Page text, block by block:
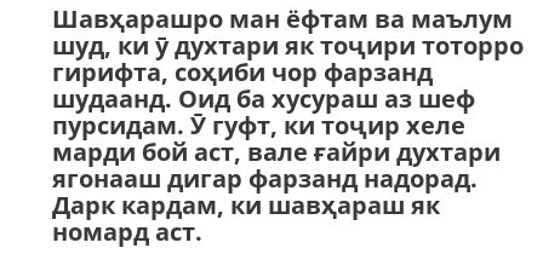
Шавҳарашро ман ёфтам ва маълум
шуд, ки ӯ духтари як тоҷири тоторро
гирифта, соҳиби чор фарзанд
шудаанд. Оид ба хусураш аз шеф
пурсидам. Ӯ гуфт, ки тоҷир хеле
марди бой аст, вале ғайри духтари
ягонааш дигар фарзанд надорад.
Дарк кардам, ки шавҳараш як
номард аст.